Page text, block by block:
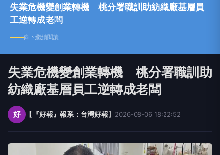
失業危機變創業轉機 桃分署職訓助紡織廠基層員
工逆轉成老闆
向下繼續閱讀
失業危機變創業轉機 桃分署職訓助
紡織廠基層員工逆轉成老闆
好 【『好報』報系：台灣好報】 2026-08-06 18:22:52